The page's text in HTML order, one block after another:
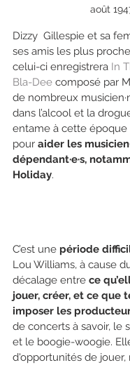
août
Dizzy  Gillespie et sa
ses amis les plus
celui-ci enregistrera In
Bla-Dee composé par
de nombreux
dans l’alcool et la
entame à cette époque
pour aider les
dépendant·e·s,
Holiday.
C’est une période
Lou Williams, à cause
décalage entre ce
jouer, créer, et ce que
imposer les
de concerts à savoir, le
et le boogie-woogie.
d'opportunités de